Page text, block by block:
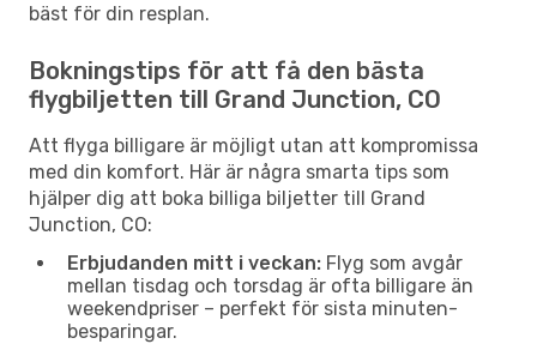
bäst för din resplan.
Bokningstips för att få den bästa
flygbiljetten till Grand Junction, CO
Att flyga billigare är möjligt utan att kompromissa
med din komfort. Här är några smarta tips som
hjälper dig att boka billiga biljetter till Grand
Junction, CO:
Erbjudanden mitt i veckan: Flyg som avgår
mellan tisdag och torsdag är ofta billigare än
weekendpriser – perfekt för sista minuten-
besparingar.